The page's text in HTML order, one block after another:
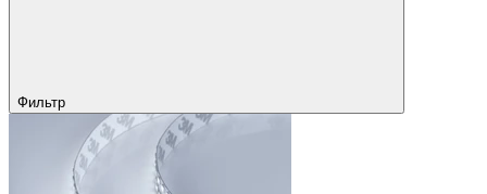
Фильтр